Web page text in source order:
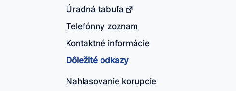
Úradná tabuľa
Telefónny zoznam
Kontaktné informácie
Dôležité odkazy
Nahlasovanie korupcie